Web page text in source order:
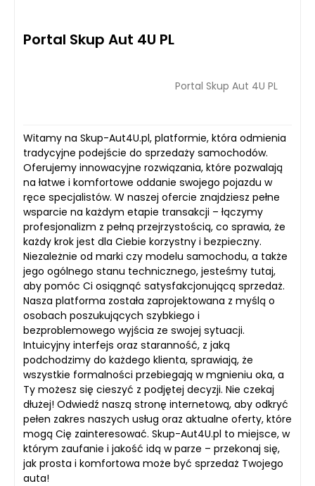
Portal Skup Aut 4U PL
Portal Skup Aut 4U PL
Witamy na Skup-Aut4U.pl, platformie, która odmienia
tradycyjne podejście do sprzedaży samochodów.
Oferujemy innowacyjne rozwiązania, które pozwalają
na łatwe i komfortowe oddanie swojego pojazdu w
ręce specjalistów. W naszej ofercie znajdziesz pełne
wsparcie na każdym etapie transakcji – łączymy
profesjonalizm z pełną przejrzystością, co sprawia, że
każdy krok jest dla Ciebie korzystny i bezpieczny.
Niezależnie od marki czy modelu samochodu, a także
jego ogólnego stanu technicznego, jesteśmy tutaj,
aby pomóc Ci osiągnąć satysfakcjonującą sprzedaż.
Nasza platforma została zaprojektowana z myślą o
osobach poszukujących szybkiego i
bezproblemowego wyjścia ze swojej sytuacji.
Intuicyjny interfejs oraz staranność, z jaką
podchodzimy do każdego klienta, sprawiają, że
wszystkie formalności przebiegają w mgnieniu oka, a
Ty możesz się cieszyć z podjętej decyzji. Nie czekaj
dłużej! Odwiedź naszą stronę internetową, aby odkryć
pełen zakres naszych usług oraz aktualne oferty, które
mogą Cię zainteresować. Skup-Aut4U.pl to miejsce, w
którym zaufanie i jakość idą w parze – przekonaj się,
jak prosta i komfortowa może być sprzedaż Twojego
auta!